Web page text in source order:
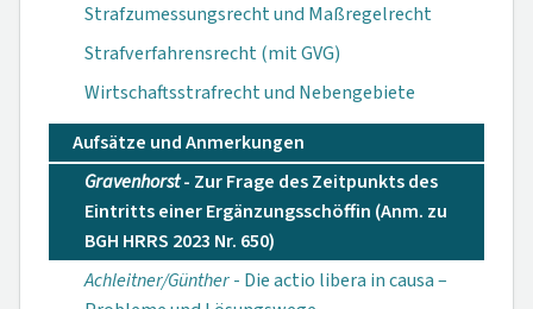
Strafzumessungsrecht und Maßregelrecht
Strafverfahrensrecht (mit GVG)
Wirtschaftsstrafrecht und Nebengebiete
Aufsätze und Anmerkungen
Gravenhorst- Zur Frage des Zeitpunkts des
Eintritts einer Ergänzungsschöffin (Anm. zu
BGH HRRS 2023 Nr. 650)
Achleitner/Günther- Die actio libera in causa –